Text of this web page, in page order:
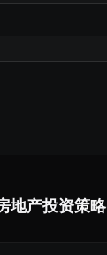
地产投资策略